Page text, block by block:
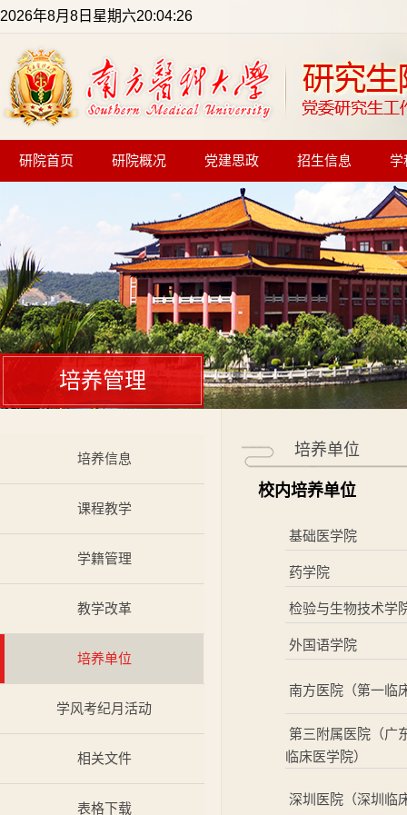
2026年8月8日星期六20:04:26
研院首页 研院概况 党建思政 招生信息 学
培养管理
培养信息
课程教学
学籍管理
教学改革
培养单位
学风考纪月活动
相关文件
表格下载
培养单位
校内培养单位
基础医学院
药学院
检验与生物技术学
外国语学院
南方医院（第一临
第三附属医院（广
临床医学院）
深圳医院（深圳临